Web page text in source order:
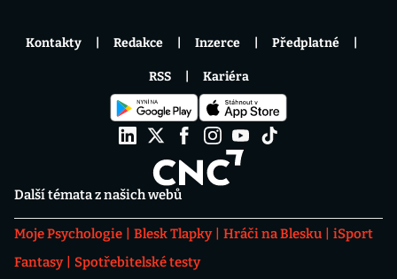
Další témata z našich webů
Moje Psychologie Blesk Tlapky Hráči na Blesku
iSport
Fantasy
Spotřebitelské testy
Kontakty Redakce Inzerce Předplatné
RSS Kariéra